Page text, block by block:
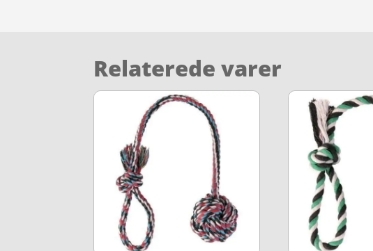
Relaterede varer